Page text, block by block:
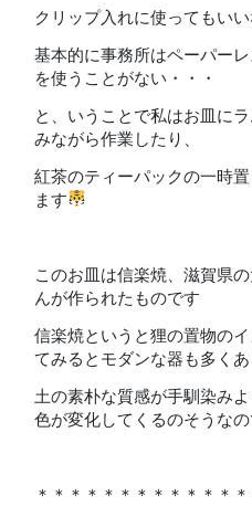
クリップ入れに使ってもい
基本的に事務所はペーパー
を使うことがない・・・
と、いうことで私はお皿に
みながら作業したり、
紅茶のティーパックの一時
ます
このお皿は信楽焼、滋賀県
んが作られたものです
信楽焼というと狸の置物の
てみるとモダンな器も多く
土の素朴な質感が手馴染み
色が変化してくるのそうな
＊＊＊＊＊＊＊＊＊＊＊＊